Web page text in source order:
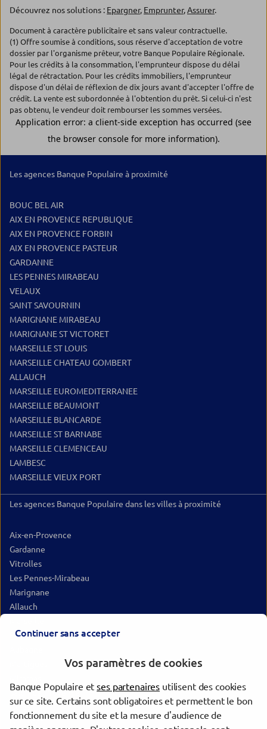
Découvrez nos solutions : Epargner, Emprunter,Assurer.
Document à caractère publicitaire et sans valeur contractuelle.
(1) Offre soumise à conditions, sous réserve d'acceptation de votre
dossier par l'organisme prêteur, votre Banque Populaire Régionale.
Pour les crédits à la consommation, l'emprunteur dispose du délai
légal de rétractation. Pour les crédits immobiliers, l'emprunteur
dispose d'un délai de réflexion de dix jours avant d'accepter l'offre de
crédit. La vente est subordonnée à l'obtention du prêt. Si celui-ci n'est
pas obtenu, le vendeur doit rembourser les sommes versées.
Les agences Banque Populaire à proximité
BOUC BEL AIR
AIX EN PROVENCE REPUBLIQUE
AIX EN PROVENCE FORBIN
AIX EN PROVENCE PASTEUR
GARDANNE
LES PENNES MIRABEAU
VELAUX
SAINT SAVOURNIN
MARIGNANE MIRABEAU
MARIGNANE ST VICTORET
MARSEILLE ST LOUIS
MARSEILLE CHATEAU GOMBERT
ALLAUCH
MARSEILLE EUROMEDITERRANEE
MARSEILLE BEAUMONT
MARSEILLE BLANCARDE
MARSEILLE ST BARNABE
MARSEILLE CLEMENCEAU
LAMBESC
MARSEILLE VIEUX PORT
Les agences Banque Populaire dans les villes à proximité
Aix-en-Provence
Gardanne
Vitrolles
Les Pennes-Mirabeau
Marignane
Allauch
Pertuis
Salon-de-Provence
Istres
La Ciotat
Continuer sans accepter
Vos paramètres de cookies
Banque Populaire etses partenaires utilisent des cookies
sur ce site. Certains sont obligatoires et permettent le bon
fonctionnement du site et la mesure d'audience de